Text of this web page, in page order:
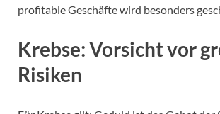
profitable Geschäfte wird besonders
Krebse: Vorsicht vor
Risiken